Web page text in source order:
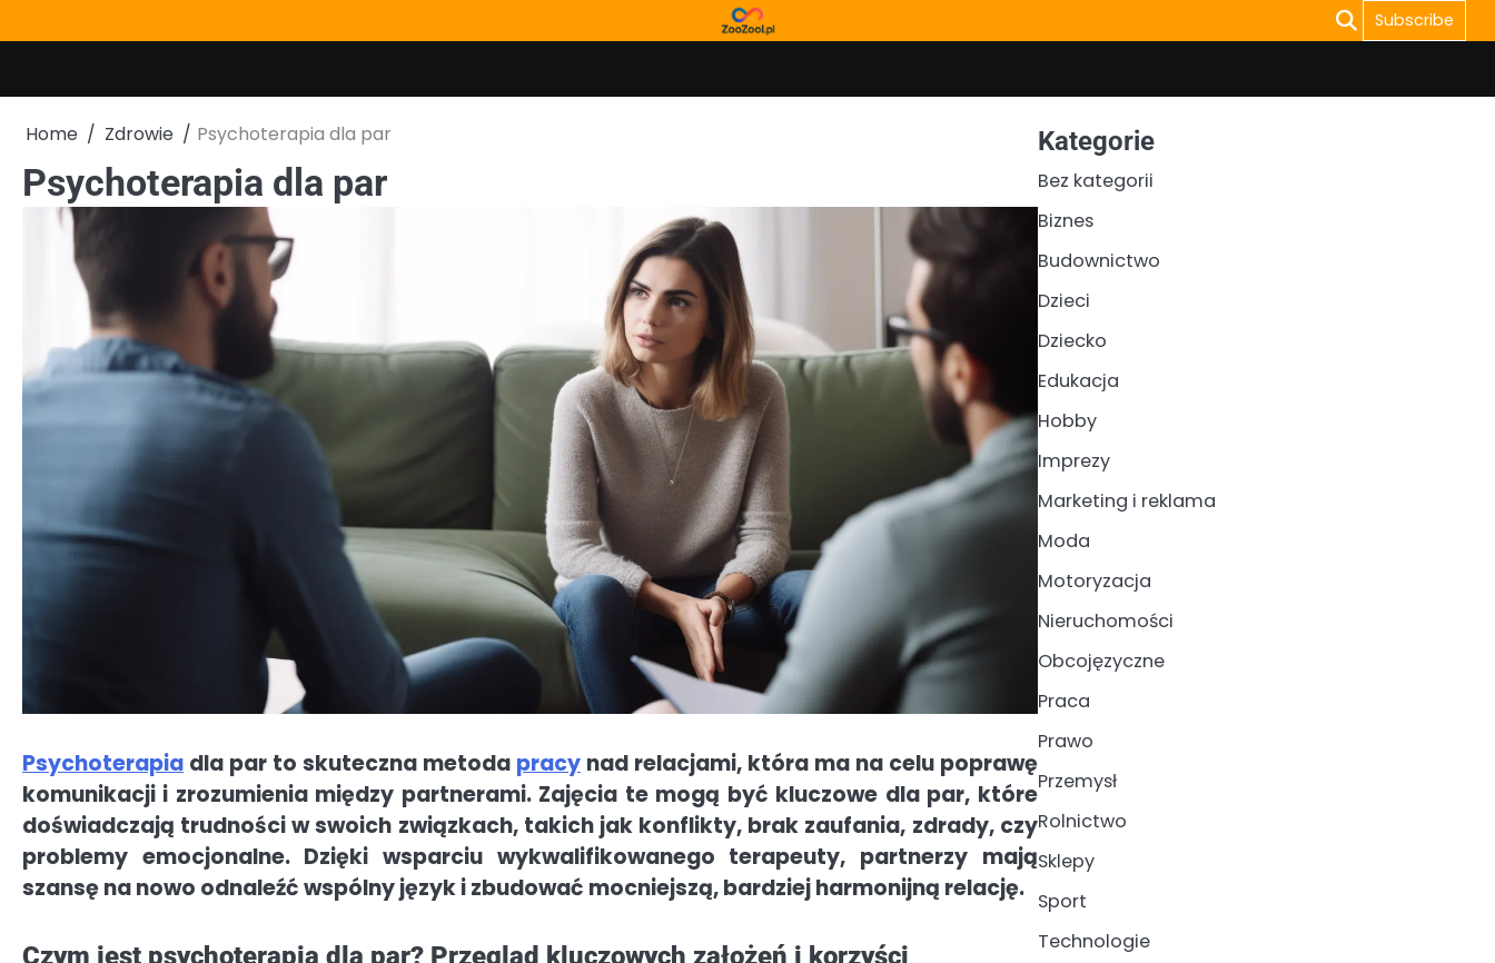
to
Subscribe
Home Zdrowie Psychoterapia dla par
Psychoterapia dla par
Psychoterapia dla par to skuteczna metoda pracynad relacjami, która ma na celu poprawę
komunikacji i zrozumienia między partnerami. Zajęcia te mogą być kluczowe dla par, które
doświadczają trudności w swoich związkach, takich jak konflikty, brak zaufania, zdrady, czy
problemy emocjonalne. Dzięki wsparciu wykwalifikowanego terapeuty, partnerzy mają
szansę na nowo odnaleźć wspólny język i zbudować mocniejszą, bardziej harmonijną relację.
Czym jest psychoterapia dla par? Przegląd kluczowych założeń i korzyści
Kategorie
Bez kategorii
Biznes
Budownictwo
Dzieci
Dziecko
Edukacja
Hobby
Imprezy
Marketing i reklama
Moda
Motoryzacja
Nieruchomości
Obcojęzyczne
Praca
Prawo
Przemysł
Rolnictwo
Sklepy
Sport
Technologie